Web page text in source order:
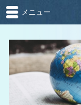
メニュー